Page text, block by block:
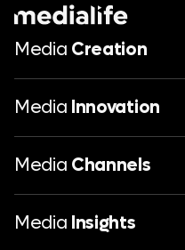
Media Creation
Media Innovation
Media Channels
Media Insights